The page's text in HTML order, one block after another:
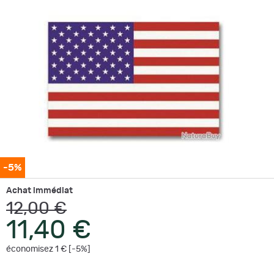
-5%
Achat immédiat
12,00 €
11,40 €
économisez 1 € [-5%]